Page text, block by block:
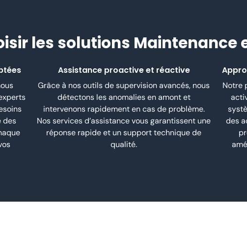
les solutions Maintenance
des
Assistance proactive et réactive
Grâce à nos outils de supervision avancés, nous
détectons les anomalies en amont et
intervenons rapidement en cas de problème.
Nos services d’assistance vous garantissent une
réponse rapide et un support technique de
qualité.
Notre
des